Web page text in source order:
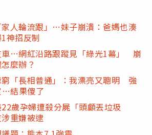
人輪流跟」…妹子崩潰：爸媽也湊
神招反制
車…網紅沿路跟蹤見「綠光1幕」 崩
麼辦？
窮「長相普通」：我漂亮又聰明 強
…結果傻了
歲孕婦遭殺分屍「頭顱丟垃圾
重嫌被逮